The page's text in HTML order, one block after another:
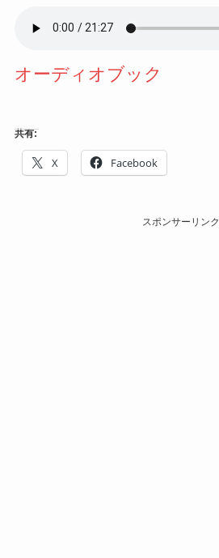
オーディオブック
共有:
X Facebook
スポンサーリンク